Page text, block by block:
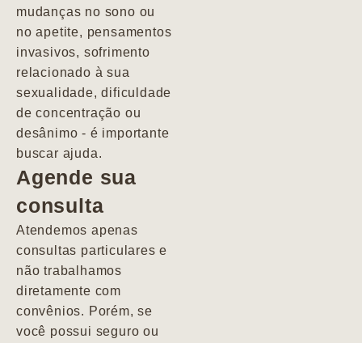
mudanças no sono ou
no apetite, pensamentos
invasivos, sofrimento
relacionado à sua
sexualidade, dificuldade
de concentração ou
desânimo - é importante
buscar ajuda.
Agende sua
consulta
Atendemos apenas
consultas particulares e
não trabalhamos
diretamente com
convênios. Porém, se
você possui seguro ou